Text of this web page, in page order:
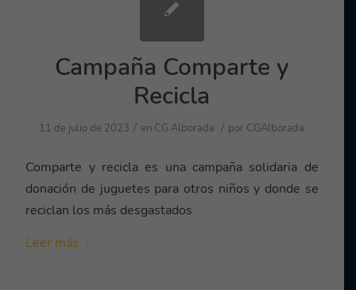
Campaña Comparte y
Recicla
11 de julio de 2023 / en CG Alborada / por CGAlborada
Comparte y recicla es una campaña solidaria de
donación de juguetes para otros niños y donde se
reciclan los más desgastados
Leer más